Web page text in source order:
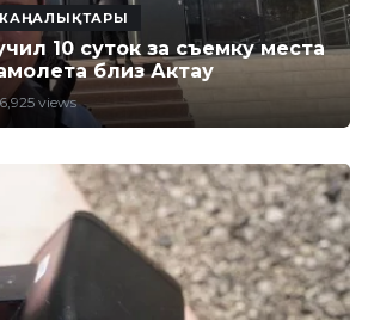
10 суток за съемку места
близ Актау
6,925 views